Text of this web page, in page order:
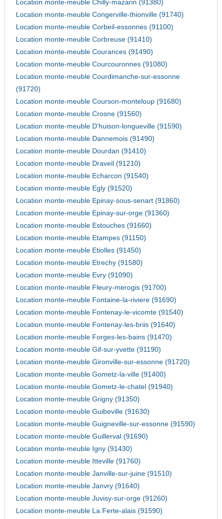
Location monte-meuble Chilly-mazarin (91380)
Location monte-meuble Congerville-thionville (91740)
Location monte-meuble Corbeil-essonnes (91100)
Location monte-meuble Corbreuse (91410)
Location monte-meuble Courances (91490)
Location monte-meuble Courcouronnes (91080)
Location monte-meuble Courdimanche-sur-essonne
(91720)
Location monte-meuble Courson-monteloup (91680)
Location monte-meuble Crosne (91560)
Location monte-meuble D'huison-longueville (91590)
Location monte-meuble Dannemois (91490)
Location monte-meuble Dourdan (91410)
Location monte-meuble Draveil (91210)
Location monte-meuble Echarcon (91540)
Location monte-meuble Egly (91520)
Location monte-meuble Epinay-sous-senart (91860)
Location monte-meuble Epinay-sur-orge (91360)
Location monte-meuble Estouches (91660)
Location monte-meuble Etampes (91150)
Location monte-meuble Etiolles (91450)
Location monte-meuble Etrechy (91580)
Location monte-meuble Evry (91090)
Location monte-meuble Fleury-merogis (91700)
Location monte-meuble Fontaine-la-riviere (91690)
Location monte-meuble Fontenay-le-vicomte (91540)
Location monte-meuble Fontenay-les-briis (91640)
Location monte-meuble Forges-les-bains (91470)
Location monte-meuble Gif-sur-yvette (91190)
Location monte-meuble Gironville-sur-essonne (91720)
Location monte-meuble Gometz-la-ville (91400)
Location monte-meuble Gometz-le-chatel (91940)
Location monte-meuble Grigny (91350)
Location monte-meuble Guibeville (91630)
Location monte-meuble Guigneville-sur-essonne (91590)
Location monte-meuble Guillerval (91690)
Location monte-meuble Igny (91430)
Location monte-meuble Itteville (91760)
Location monte-meuble Janville-sur-juine (91510)
Location monte-meuble Janvry (91640)
Location monte-meuble Juvisy-sur-orge (91260)
Location monte-meuble La Ferte-alais (91590)